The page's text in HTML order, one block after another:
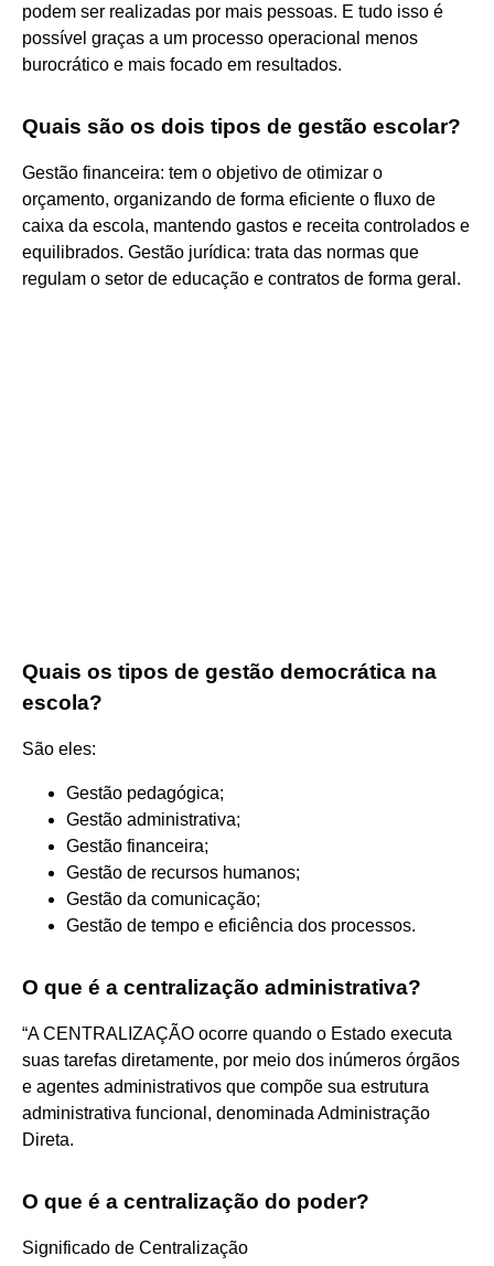
podem ser realizadas por mais pessoas. E tudo isso é
possível graças a um processo operacional menos
burocrático e mais focado em resultados.
Quais são os dois tipos de gestão escolar?
Gestão financeira: tem o objetivo de otimizar o
orçamento, organizando de forma eficiente o fluxo de
caixa da escola, mantendo gastos e receita controlados e
equilibrados. Gestão jurídica: trata das normas que
regulam o setor de educação e contratos de forma geral.
Quais os tipos de gestão democrática na
escola?
São eles:
Gestão pedagógica;
Gestão administrativa;
Gestão financeira;
Gestão de recursos humanos;
Gestão da comunicação;
Gestão de tempo e eficiência dos processos.
O que é a centralização administrativa?
“A CENTRALIZAÇÃO ocorre quando o Estado executa
suas tarefas diretamente, por meio dos inúmeros órgãos
e agentes administrativos que compõe sua estrutura
administrativa funcional, denominada Administração
Direta.
O que é a centralização do poder?
Significado de Centralização